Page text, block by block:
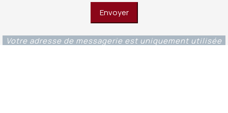
Votre adresse de messagerie est uniquement utilisée